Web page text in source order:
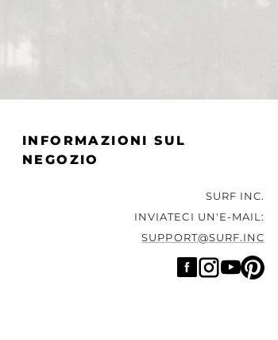
INFORMAZIONI SUL
NEGOZIO
SURF INC.
INVIATECI UN'E-MAIL:
SUPPORT@SURF.INC